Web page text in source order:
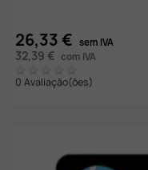
26,33 € sem IVA
32,39 € com IVA
0 Avaliação(ões)